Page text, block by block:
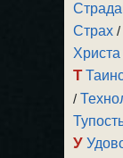
Страх
Христа
Т
/
У